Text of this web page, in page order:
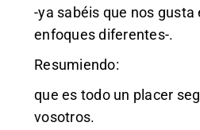
-ya sabéis que nos
enfoques diferentes-.
Resumiendo:
que es todo un placer
vosotros.